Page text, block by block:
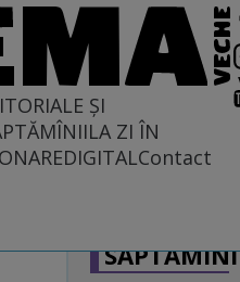
ȘI
LA ZI ÎN
DIGITALContact